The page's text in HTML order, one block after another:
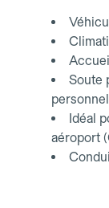
Soute
Idéal
aéroport